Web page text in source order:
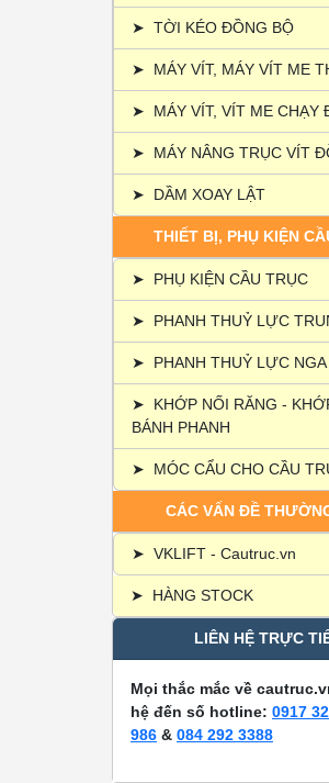
➤ TỜI KÉO ĐỒNG BỘ
➤ MÁY VÍT, MÁY VÍT ME
➤ MÁY VÍT, VÍT ME CHẠY
➤ MÁY NÂNG TRỤC VÍT
➤ DẦM XOAY LẬT
THIẾT BỊ, PHỤ KIỆN
➤ PHỤ KIỆN CẦU TRỤC
➤ PHANH THUỶ LỰC
➤ PHANH THUỶ LỰC NGA
➤
KHỚP NỐI RĂNG -
BÁNH PHANH
➤ MÓC CẨU CHO CẦU
CÁC VẤN ĐỀ
➤ VKLIFT - Cautruc.vn
➤ HÀNG STOCK
LIÊN HỆ TRỰC
Mọi thắc mắc về
hệ đến số hotline: 0917
986 & 084 292 3388